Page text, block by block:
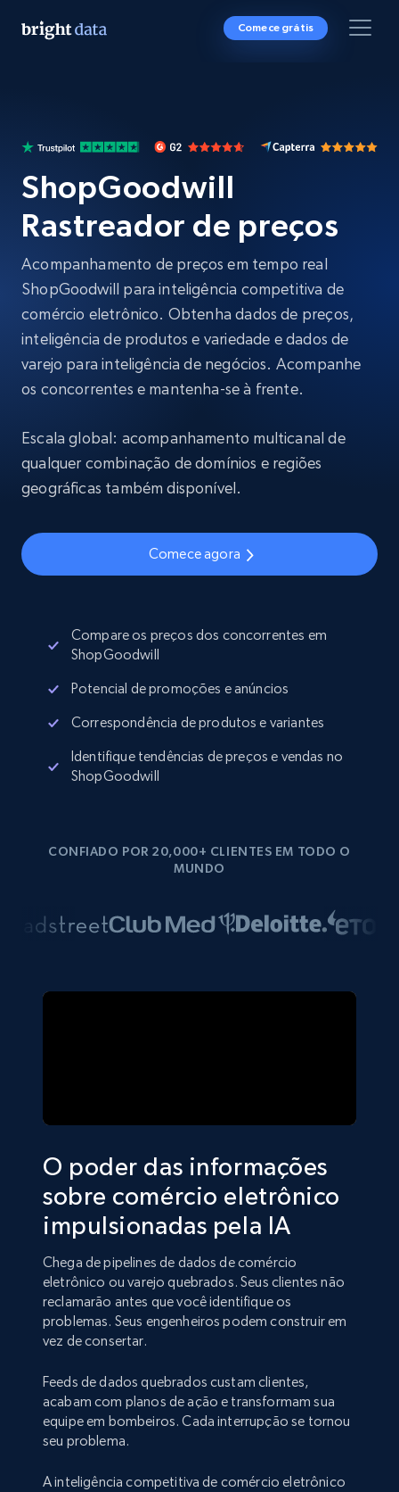
Comece grátis
ShopGoodwill
Rastreador de preços
Acompanhamento de preços em tempo real
ShopGoodwill para inteligência competitiva de
comércio eletrônico. Obtenha dados de preços,
inteligência de produtos e variedade e dados de
varejo para inteligência de negócios. Acompanhe
os concorrentes e mantenha-se à frente.
Escala global: acompanhamento multicanal de
qualquer combinação de domínios e regiões
geográficas também disponível.
Comece agora
Compare os preços dos concorrentes em
ShopGoodwill
Potencial de promoções e anúncios
Correspondência de produtos e variantes
Identifique tendências de preços e vendas no
ShopGoodwill
CONFIADO POR 20,000+ CLIENTES EM TODO O
MUNDO
O poder das informações
sobre comércio eletrônico
impulsionadas pela IA
Chega de pipelines de dados de comércio
eletrônico ou varejo quebrados. Seus clientes não
reclamarão antes que você identifique os
problemas. Seus engenheiros podem construir em
vez de consertar.
Feeds de dados quebrados custam clientes,
acabam com planos de ação e transformam sua
equipe em bombeiros. Cada interrupção se tornou
seu problema.
A inteligência competitiva de comércio eletrônico